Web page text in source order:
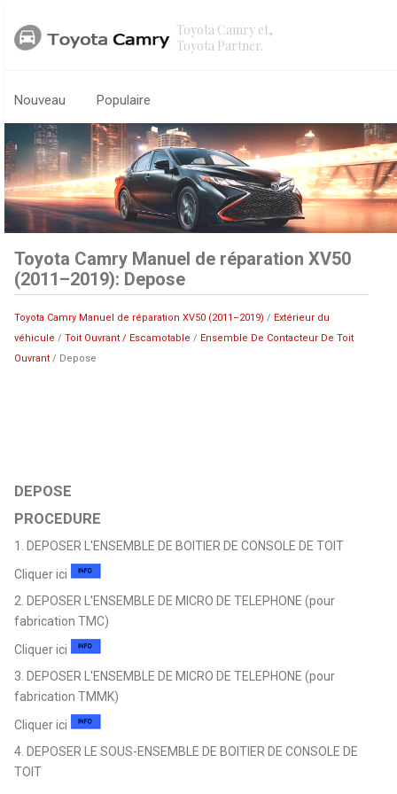
Toyota Camry et,
Toyota Partner.
Nouveau Populaire
Toyota Camry Manuel de réparation XV50
(2011–2019): Depose
Toyota Camry Manuel de réparation XV50 (2011–2019) / Extérieur du
véhicule /Toit Ouvrant / Escamotable / Ensemble De Contacteur De Toit
Ouvrant / Depose
DEPOSE
PROCEDURE
1. DEPOSER L'ENSEMBLE DE BOITIER DE CONSOLE DE TOIT
Cliquer ici
2. DEPOSER L'ENSEMBLE DE MICRO DE TELEPHONE (pour
fabrication TMC)
Cliquer ici
3. DEPOSER L'ENSEMBLE DE MICRO DE TELEPHONE (pour
fabrication TMMK)
Cliquer ici
4. DEPOSER LE SOUS-ENSEMBLE DE BOITIER DE CONSOLE DE
TOIT